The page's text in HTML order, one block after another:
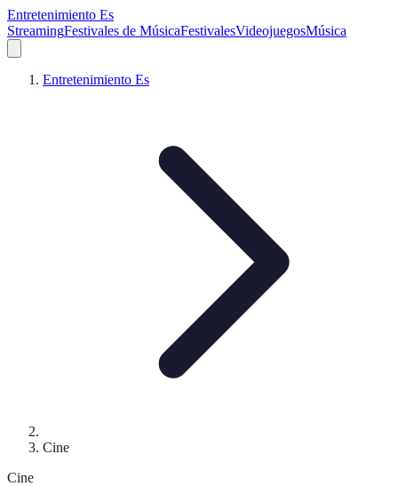
Entretenimiento Es
StreamingFestivales de MúsicaFestivalesVideojuegosMúsica
Entretenimiento Es
Cine
Cine